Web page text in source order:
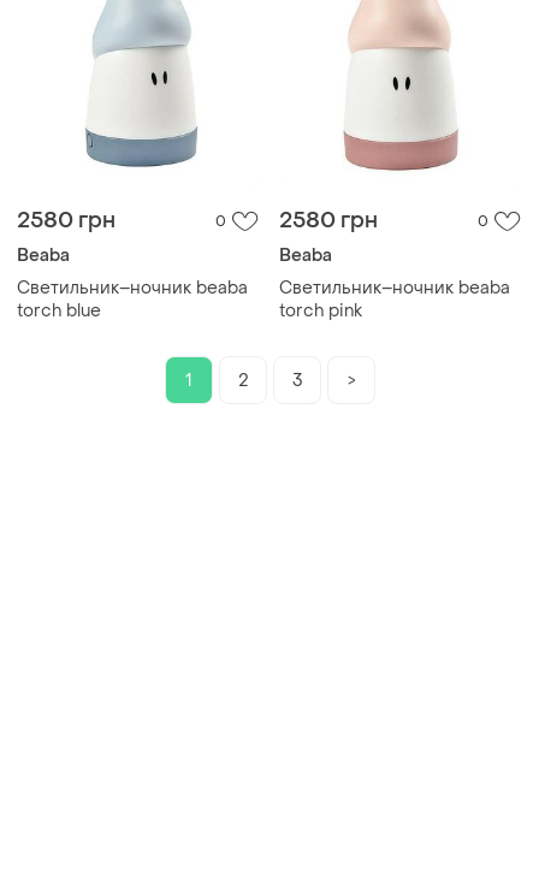
2580 грн 0
Beaba
Cветильник–ночник beaba
torch blue
2580 грн 0
Beaba
Cветильник–ночник beaba
torch pink
1 2 3 >